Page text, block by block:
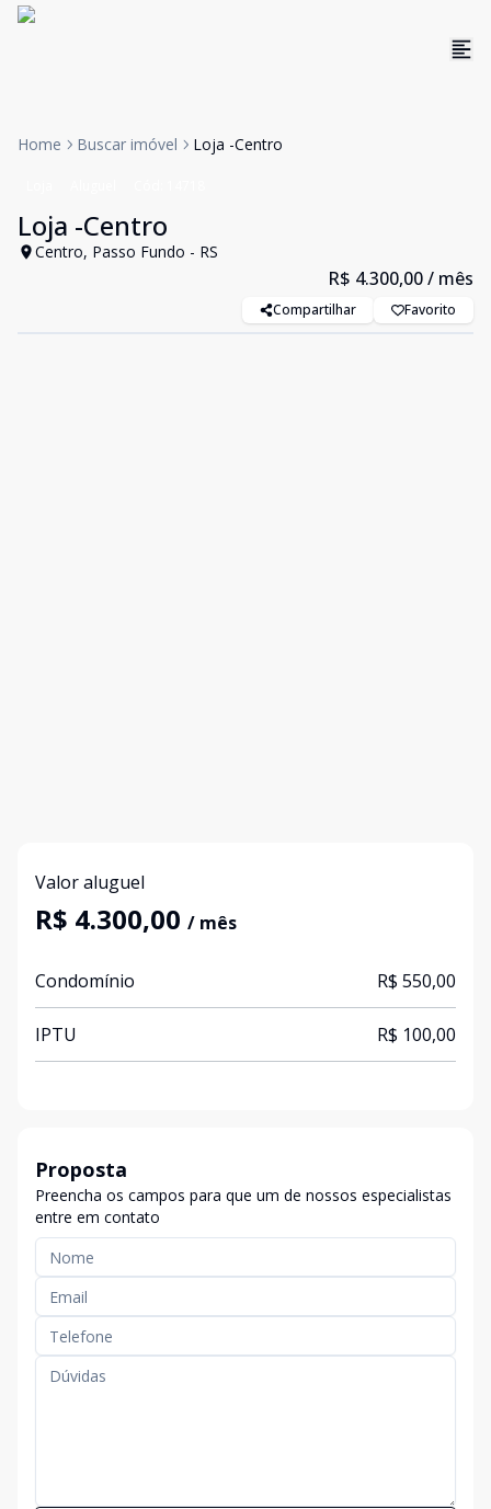
Home Buscar imóvel Loja -Centro
Loja -Centro
Centro, Passo Fundo - RS
R$ 4.300,00/ mês
Compartilhar Favorito
Valor aluguel
R$ 4.300,00 / mês
Condomínio R$ 550,00
IPTU R$ 100,00
Proposta
Preencha os campos para que um de nossos especialistas
entre em contato